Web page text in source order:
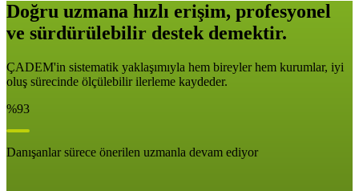
Doğru uzmana hızlı erişim, profesyonel
ve sürdürülebilir destek demektir.
ÇADEM'in sistematik yaklaşımıyla hem bireyler hem kurumlar, iyi
oluş sürecinde ölçülebilir ilerleme kaydeder.
%93
Danışanlar sürece önerilen uzmanla devam ediyor